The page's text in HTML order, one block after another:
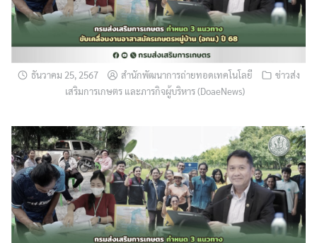
ธันวาคม 25, 2567 สำนักพัฒนาการถ่ายทอดเทคโนโลยี
ข่าวส่ง
เสริมการเกษตร และภารกิจผู้บริหาร (DoaeNews)